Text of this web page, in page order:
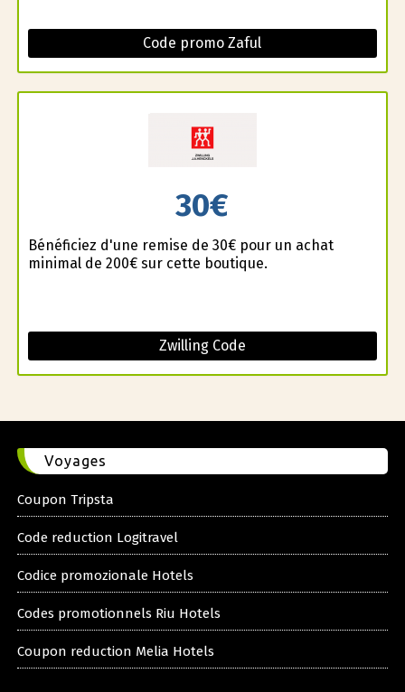
Code promo Zaful
30€
Bénéficiez d'une remise de 30€ pour un achat
minimal de 200€ sur cette boutique.
Zwilling Code
Voyages
Coupon Tripsta
Code reduction Logitravel
Codice promozionale Hotels
Codes promotionnels Riu Hotels
Coupon reduction Melia Hotels